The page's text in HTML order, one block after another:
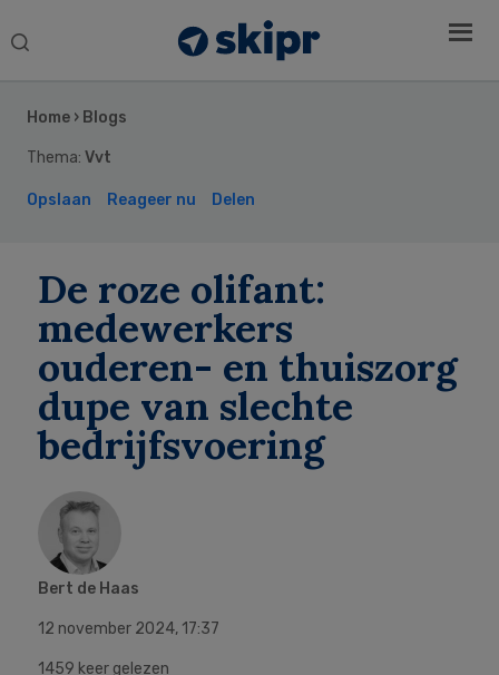
Search
Home › Blogs
Thema: Vvt
Opslaan Reageer nu Delen
De roze olifant:
medewerkers
ouderen- en thuiszorg
dupe van slechte
bedrijfsvoering
Bert de Haas
12 november 2024, 17:37
1459 keer gelezen
Sidebar